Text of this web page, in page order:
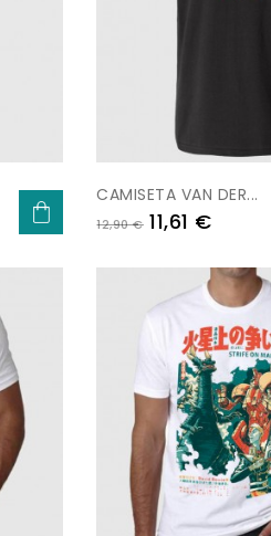
CAMISETA VAN DER...
Preu
12,90 € Preu
11,61 €